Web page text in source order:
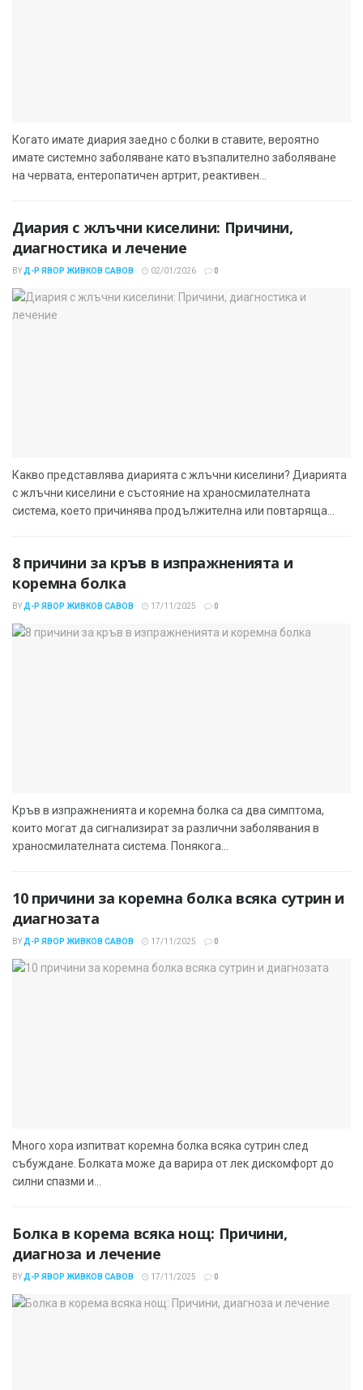
Когато имате диария заедно с болки в ставите, вероятно
имате системно заболяване като възпалително заболяване
на червата, ентеропатичен артрит, реактивен...
Диария с жлъчни киселини: Причини,
диагностика и лечение
BY Д-Р ЯВОР ЖИВКОВ САВОВ 02/01/2026 0
Какво представлява диарията с жлъчни киселини? Диарията
с жлъчни киселини е състояние на храносмилателната
система, което причинява продължителна или повтаряща...
8 причини за кръв в изпражненията и
коремна болка
BY Д-Р ЯВОР ЖИВКОВ САВОВ 17/11/2025 0
Кръв в изпражненията и коремна болка са два симптома,
които могат да сигнализират за различни заболявания в
храносмилателната система. Понякога...
10 причини за коремна болка всяка сутрин и
диагнозата
BY Д-Р ЯВОР ЖИВКОВ САВОВ 17/11/2025 0
Много хора изпитват коремна болка всяка сутрин след
събуждане. Болката може да варира от лек дискомфорт до
силни спазми и...
Болка в корема всяка нощ: Причини,
диагноза и лечение
BY Д-Р ЯВОР ЖИВКОВ САВОВ 17/11/2025 0